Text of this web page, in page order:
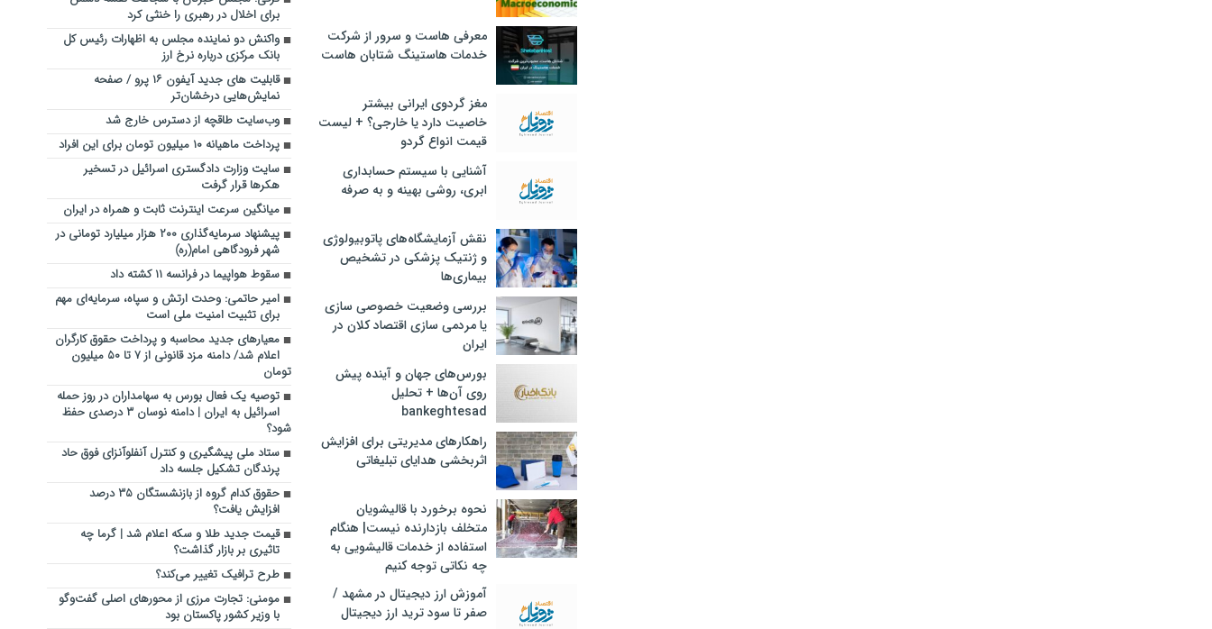
معرفی هاست و سرور از شرکت
خدمات هاستینگ شتابان هاست
مغز گردوی ایرانی بیشتر
خاصیت دارد یا خارجی؟ + لیست
قیمت انواع گردو
آشنایی با سیستم حسابداری
ابری، روشی بهینه و به صرفه
نقش آزمایشگاه‌های پاتوبیولوژی
و ژنتیک پزشکی در تشخیص
بیماری‌ها
بررسی وضعیت خصوصی سازی
یا مردمی سازی اقتصاد کلان در
ایران
بورس‌های جهان و آینده پیش
روی آن‌ها + تحلیل
bankeghtesad
راهکارهای مدیریتی برای افزایش
اثربخشی هدایای تبلیغاتی
نحوه برخورد با قالیشویان
متخلف بازدارنده نیست| هنگام
استفاده از خدمات قالیشویی به
چه نکاتی توجه کنیم
آموزش ارز دیجیتال در مشهد /
صفر تا سود ترید ارز دیجیتال
برای اخلال در رهبری را خنثی کرد
واکنش دو نماینده مجلس به اظهارات رئیس کل
بانک مرکزی درباره نرخ ارز
قابلیت های جدید آیفون ۱۶ پرو / صفحه
نمایش‌هایی درخشان‌تر
وب‌سایت طاقچه از دسترس خارج شد
پرداخت ماهیانه ۱۰ میلیون تومان برای این افراد
سایت وزارت دادگستری اسرائیل در تسخیر
هکرها قرار گرفت
میانگین سرعت اینترنت ثابت و همراه در ایران
پیشنهاد سرمایه‌گذاری ۲۰۰ هزار میلیارد تومانی در
شهر فرودگاهی امام(ره)
سقوط هواپیما در فرانسه ۱۱ کشته داد
امیر حاتمی: وحدت ارتش و سپاه، سرمایه‌ای مهم
برای تثبیت امنیت ملی است
معیارهای جدید محاسبه و پرداخت حقوق کارگران
اعلام شد/ دامنه مزد قانونی از ۷ تا ۵۰ میلیون
تومان
توصیه یک فعال بورس به سهامداران در روز حمله
اسرائیل به ایران | دامنه نوسان ۳ درصدی حفظ
شود؟
ستاد ملی پیشگیری و کنترل آنفلوآنزای فوق حاد
پرندگان تشکیل جلسه داد
حقوق کدام گروه از بازنشستگان ۳۵ درصد
افزایش یافت؟
قیمت جدید طلا و سکه اعلام شد | گرما چه
تاثیری بر بازار گذاشت؟
طرح ترافیک تغییر می‌کند؟
مومنی: تجارت مرزی از محورهای اصلی گفت‌وگو
با وزیر کشور پاکستان بود